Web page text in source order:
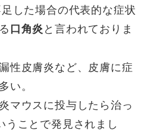
した場合の代表的な症状
口角炎と言われておりま
性皮膚炎など、皮膚に症
い。
マウスに投与したら治っ
うことで発見されまし